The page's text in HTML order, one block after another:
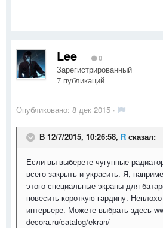
Lee 0
Зарегистрированный
7 публикаций
Опубликовано: 8 дек 2015 ·
В 12/7/2015, 10:26:58, R сказал:
Если вы выберете чугунные
всего закрыть и украсить. Я,
этого специальные экраны для
повесить короткую гардину.
интерьере. Можете выбрать здесь
decora.ru/catalog/ekran/